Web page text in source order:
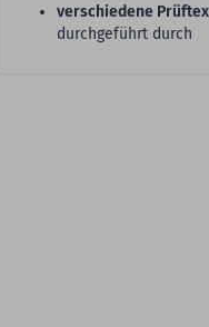
verschiedene
durchgeführt durch